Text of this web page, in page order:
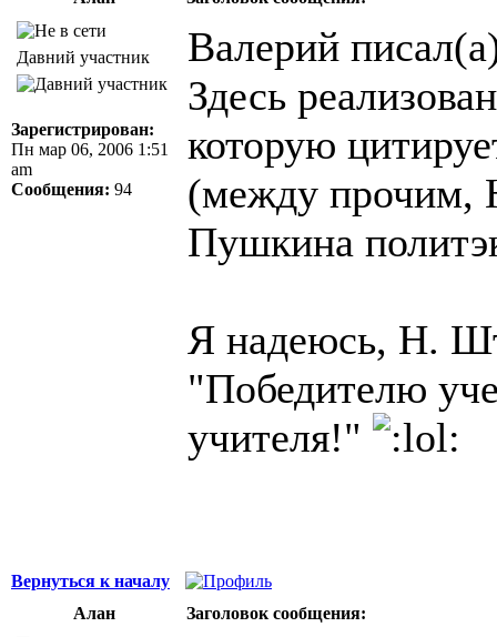
Давний участник
Зарегистрирован:
Пн мар 06, 2006 1:51
am
Сообщения: 94
Валерий
Здесь
которую
(между
Пушкина
Я надеюсь, H.
"Победителю
учителя!"
Вернуться к началу
Алан
Заголовок сообщения: